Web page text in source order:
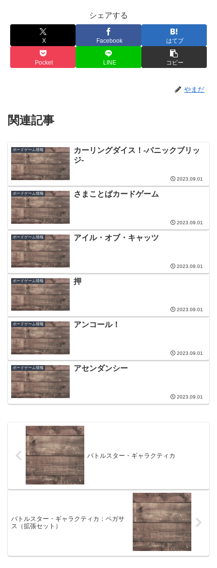
シェアする
X Facebook はてブ
Pocket LINE コピー
やまだ
関連記事
ボードゲーム情報
カーリングダイス！-パニックブリッ
ジ-
2023.09.01
ボードゲーム情報 さまことばカードゲーム
2023.09.01
ボードゲーム情報 アイル・オブ・キャッツ
2023.09.01
ボードゲーム情報 押
2023.09.01
ボードゲーム情報 アンコール！
2023.09.01
ボードゲーム情報 アセンダンシー
2023.09.01
バトルスター・ギャラクティカ
バトルスター・ギャラクティカ：ペガサ
ス（拡張セット）